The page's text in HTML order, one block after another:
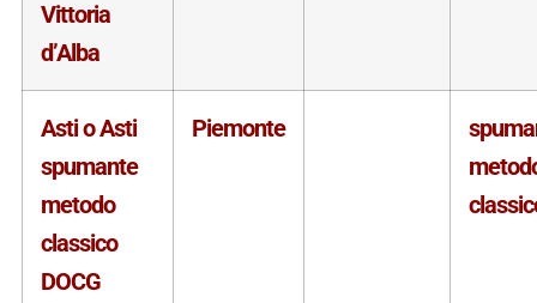
Vittoria
d’Alba
Asti o Asti
spumante
metodo
classico
DOCG
Piemonte